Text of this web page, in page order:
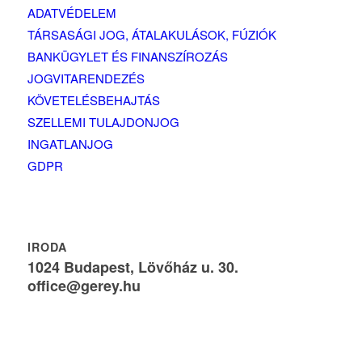
ADATVÉDELEM
TÁRSASÁGI JOG, ÁTALAKULÁSOK, FÚZIÓK
BANKÜGYLET ÉS FINANSZÍROZÁS
JOGVITARENDEZÉS
KÖVETELÉSBEHAJTÁS
SZELLEMI TULAJDONJOG
INGATLANJOG
GDPR
IRODA
1024 Budapest, Lövőház u. 30.
office@gerey.hu